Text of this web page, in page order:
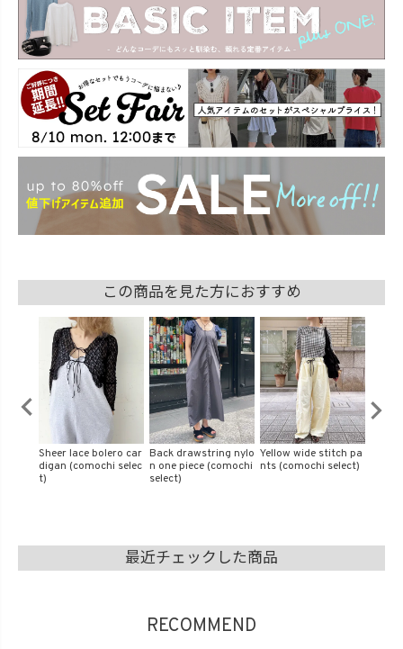
この商品を見た方におすすめ
Yellow wide stitch pa
nts (comochi select)
Mixed beads cord nec
klace (isook select)
Sheer puff bustier (ki
haru select)
最近チェックした商品
RECOMMEND